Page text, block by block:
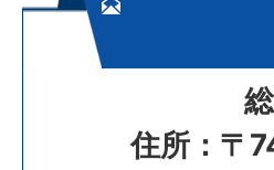
住所：〒